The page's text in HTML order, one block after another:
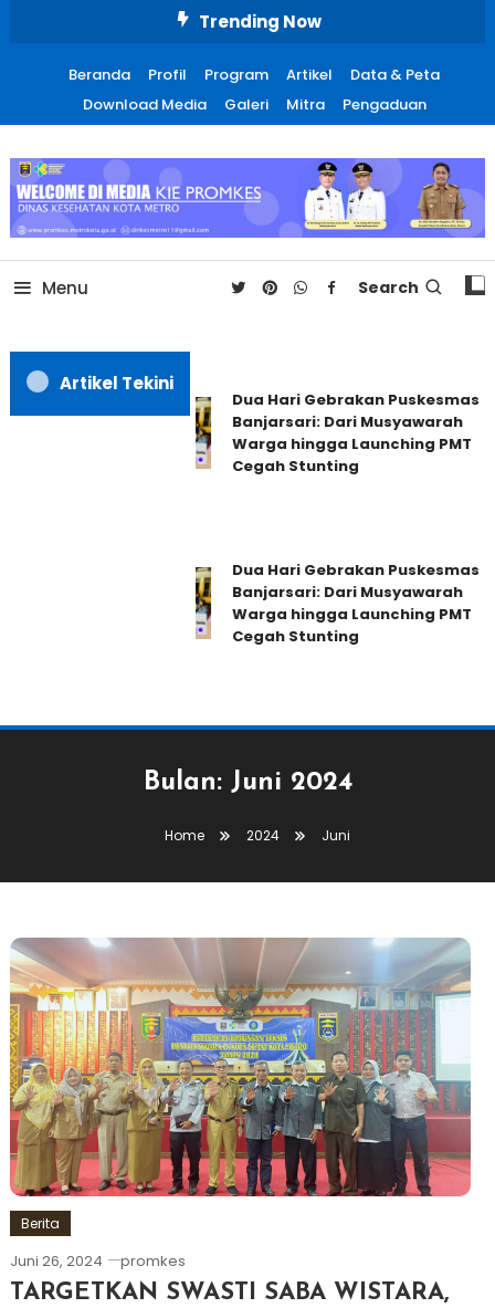
Trending Now
Beranda Profil Program Artikel
Data & Peta
Download Media
Galeri Mitra Pengaduan
Promosi Kesehatan Kota
Metro
Menu Search
Artikel Tekini
Dua Hari Gebrakan Puskesmas
Banjarsari: Dari Musyawarah
Warga hingga Launching PMT
Cegah Stunting
Dua Hari Gebrakan Puskesmas
Banjarsari: Dari Musyawarah
Warga hingga Launching PMT
Cegah Stunting
Bulan: Juni 2024
Home 2024 Juni
Berita
Juni 26, 2024 promkes
TARGETKAN SWASTI SABA WISTARA,